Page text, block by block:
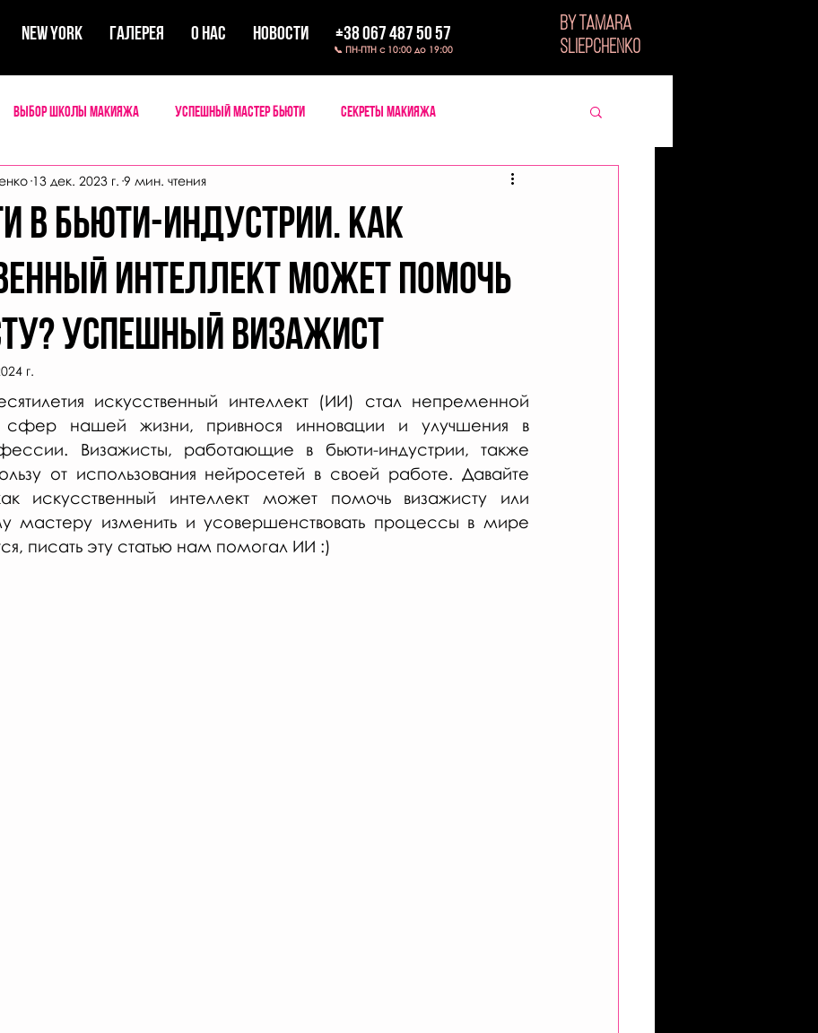
New York ГАЛЕРЕЯ О НАС НОВОСТИ +38 067 487 50 57
📞 ПН-ПТН с 10:00 до 19:00
BY TAMARA
SLIEPCHENKO
Выбор школы макияжа Успешный мастер бьюти Секреты макияжа
в бьюти-индустрии. Как
интеллект может помочь
Успешный визажист
13 дек. 2023 г. 9 мин. чтения
г.
искусственный интеллект (ИИ) стал непременной
сфер нашей жизни, привнося инновации и улучшения в
Визажисты, работающие в бьюти-индустрии, также
от использования нейросетей в своей работе. Давайте
искусственный интеллект может помочь визажисту или
мастеру изменить и усовершенствовать процессы в мире
писать эту статью нам помогал ИИ :)